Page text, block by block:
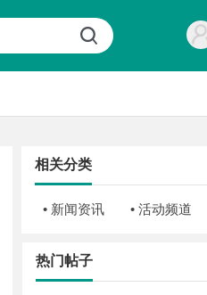
相关分类
• 新闻资讯 • 活动频道
热门帖子